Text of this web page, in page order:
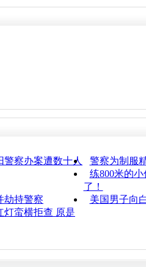
察办案遭数十人
警察为制服
练800米的
了！
劫持警察
美国男子向
灯蛮横拒查 原是